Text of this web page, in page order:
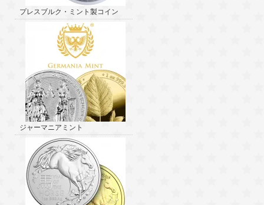
プレスブルク・ミント製コイン
ジャーマニアミント